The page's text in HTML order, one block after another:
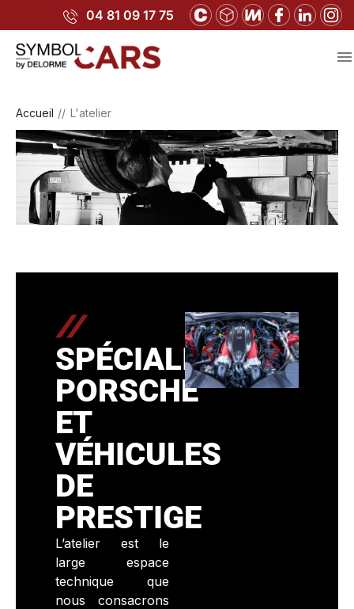
04 81 09 17 75

Accueil L'atelier
SPÉCIALISTE
PORSCHE
ET
VÉHICULES
DE
PRESTIGE
L’atelier est le
large espace
technique que
nous consacrons